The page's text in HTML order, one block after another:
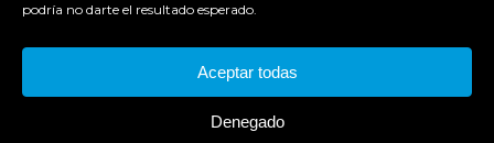
podría no darte el resultado esperado.
Aceptar todas
Denegado